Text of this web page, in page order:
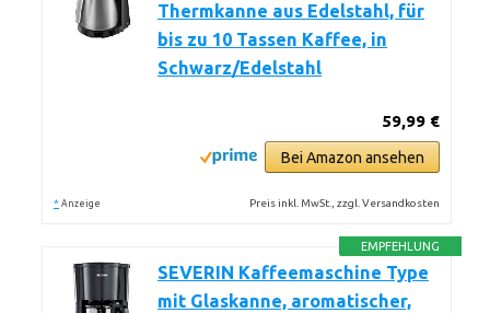
Thermkanne aus Edelstahl, für
bis zu 10 Tassen Kaffee, in
Schwarz/Edelstahl
59,99 €
Bei Amazon ansehen
* Anzeige Preis inkl. MwSt., zzgl. Versandkosten
EMPFEHLUNG
SEVERIN Kaffeemaschine Type
mit Glaskanne, aromatischer,